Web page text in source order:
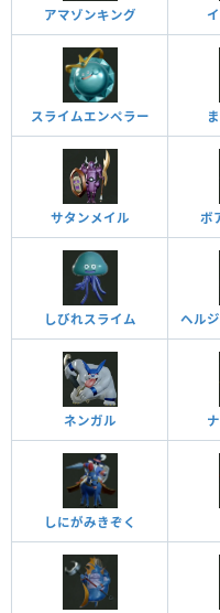
アマゾンキング
スライムエンペラー
サタンメイル ボ
しびれスライム ヘル
ネンガル
しにがみきぞく